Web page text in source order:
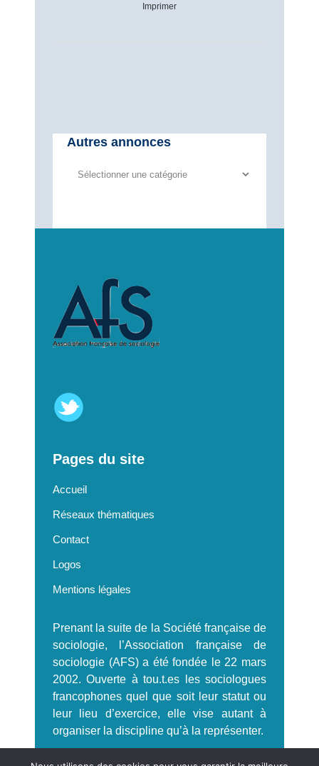
Imprimer
Autres annonces
Autres
Pages du site
Accueil
Réseaux thématiques
Contact
Logos
Mentions légales
Prenant la suite de la Société française de
sociologie, l’Association française de
sociologie (AFS) a été fondée le 22 mars
2002. Ouverte à tou.t.es les sociologues
francophones quel que soit leur statut ou
leur lieu d’exercice, elle vise autant à
organiser la discipline qu’à la représenter.